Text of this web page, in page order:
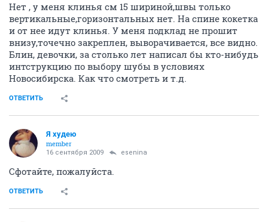
Нет , у меня клинья см 15 шириной,швы только
вертикальные,горизонтальных нет. На спине кокетка
и от нее идут клинья. У меня подклад не прошит
внизу,точечно закреплен, выворачивается, все видно.
Блин, девочки, за столько лет написал бы кто-нибудь
интструкцию по выбору шубы в условиях
Новосибирска. Как что смотреть и т.д.
ОТВЕТИТЬ
Я худею
member
16 сентября 2009 esenina
Сфотайте, пожалуйста.
ОТВЕТИТЬ